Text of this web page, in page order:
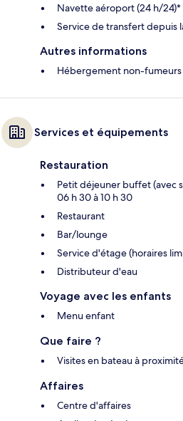
Navette aéroport (24 h/24)*
Service de transfert depuis
Autres informations
Hébergement non-fumeurs
Services et équipements
Restauration
Petit déjeuner buffet (avec
06 h 30 à 10 h 30
Restaurant
Bar/lounge
Service d'étage (horaires
Distributeur d'eau
Voyage avec les enfants
Menu enfant
Que faire ?
Visites en bateau à
Affaires
Centre d'affaires